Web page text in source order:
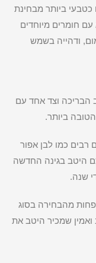
כטבעי ביותר מבחינת
חומרים מיוחדים
ודהייה בשמש
הבריכה וצד אחד עם
ביותר.
רבים כמו לבן אפור
היטב בגינה החדשה
שנה.
מהבחירה בסוג
ואמין שמכיר היטב את